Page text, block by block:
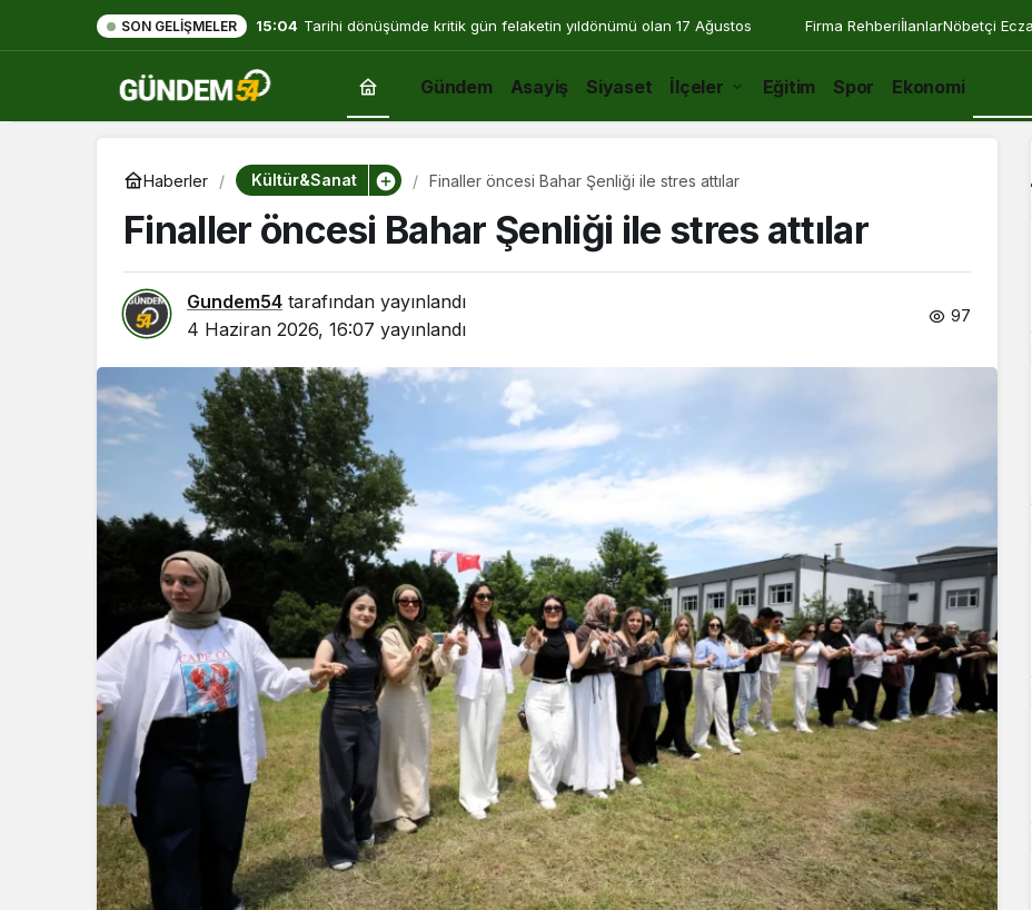
SON GELIŞMELER 15:04 Tarihi dönüşümde kritik gün felaketin yıldönümü olan 17 Ağustos Firma RehberiİlanlarNöbetçi
Gündem Asayiş Siyaset İlçeler Eğitim Spor Ekonomi
Haberler Kültür&Sanat Finaller öncesi Bahar Şenliği ile stres attılar
Finaller öncesi Bahar Şenliği ile stres attılar
Gundem54 tarafından yayınlandı
4 Haziran 2026, 16:07 yayınlandı
97